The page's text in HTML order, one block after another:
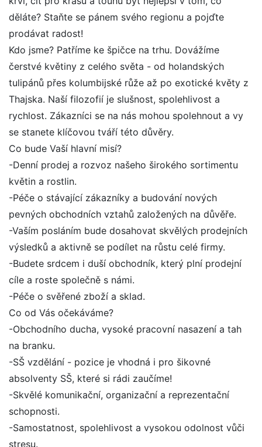
děláte? Staňte se pánem svého regionu a pojďte
prodávat radost!
Kdo jsme? Patříme ke špičce na trhu. Dovážíme
čerstvé květiny z celého světa - od holandských
tulipánů přes kolumbijské růže až po exotické květy z
Thajska. Naší filozofií je slušnost, spolehlivost a
rychlost. Zákazníci se na nás mohou spolehnout a vy
se stanete klíčovou tváří této důvěry.
Co bude Vaší hlavní misí?
-Denní prodej a rozvoz našeho širokého sortimentu
květin a rostlin.
-Péče o stávající zákazníky a budování nových
pevných obchodních vztahů založených na důvěře.
-Vaším posláním bude dosahovat skvělých prodejních
výsledků a aktivně se podílet na růstu celé firmy.
-Budete srdcem i duší obchodník, který plní prodejní
cíle a roste společně s námi.
-Péče o svěřené zboží a sklad.
Co od Vás očekáváme?
-Obchodního ducha, vysoké pracovní nasazení a tah
na branku.
-SŠ vzdělání - pozice je vhodná i pro šikovné
absolventy SŠ, které si rádi zaučíme!
-Skvělé komunikační, organizační a reprezentační
schopnosti.
-Samostatnost, spolehlivost a vysokou odolnost vůči
stresu.